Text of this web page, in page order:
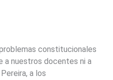
constitucionales
a nuestros docentes ni a
a los